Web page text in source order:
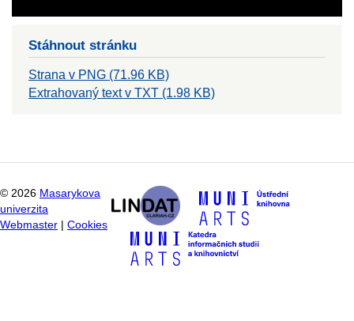
Stáhnout stránku
Strana v PNG (71.96 KB)
Extrahovaný text v TXT (1.98 KB)
© 2026 Masarykova
univerzita
Webmaster
Cookies